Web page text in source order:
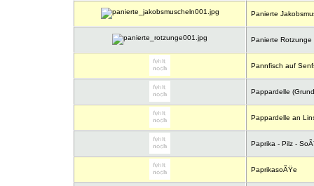
Panierte
Panierte Rotzunge
Pannfisch auf
Pappardelle
Pappardelle an
Paprika - Pilz -
PaprikasoÃŸe